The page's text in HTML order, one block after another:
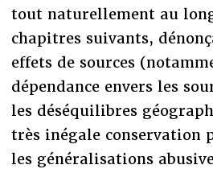
tout naturellement au
chapitres suivants,
effets de sources
dépendance envers les
les déséquilibres
très inégale conservation
les généralisations